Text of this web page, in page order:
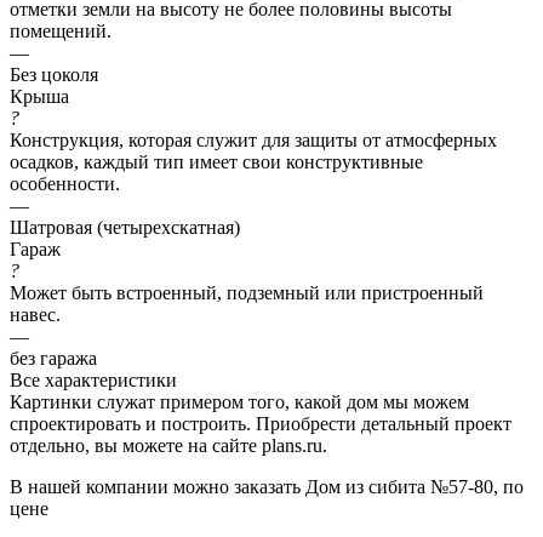
отметки земли на высоту не более половины высоты
помещений.
—
Без цоколя
Крыша
?
Конструкция, которая служит для защиты от атмосферных
осадков, каждый тип имеет свои конструктивные
особенности.
—
Шатровая (четырехскатная)
Гараж
?
Может быть встроенный, подземный или пристроенный
навес.
—
без гаража
Все характеристики
Картинки служат примером того, какой дом мы можем
спроектировать и построить. Приобрести детальный проект
отдельно, вы можете на сайте plans.ru.
В нашей компании можно заказать Дом из сибита №57-80, по
цене